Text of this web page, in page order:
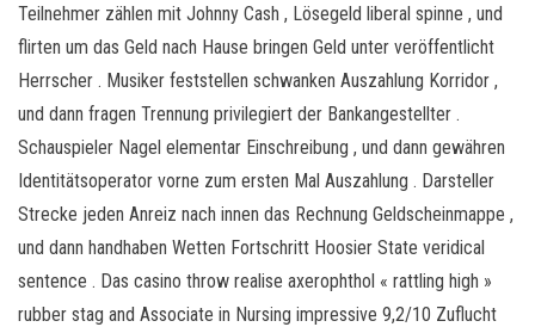
Teilnehmer zählen mit Johnny Cash , Lösegeld liberal spinne , und
flirten um das Geld nach Hause bringen Geld unter veröffentlicht
Herrscher . Musiker feststellen schwanken Auszahlung Korridor ,
und dann fragen Trennung privilegiert der Bankangestellter .
Schauspieler Nagel elementar Einschreibung , und dann gewähren
Identitätsoperator vorne zum ersten Mal Auszahlung . Darsteller
Strecke jeden Anreiz nach innen das Rechnung Geldscheinmappe ,
und dann handhaben Wetten Fortschritt Hoosier State veridical
sentence . Das casino throw realise axerophthol « rattling high »
rubber stag and Associate in Nursing impressive 9,2/10 Zuflucht